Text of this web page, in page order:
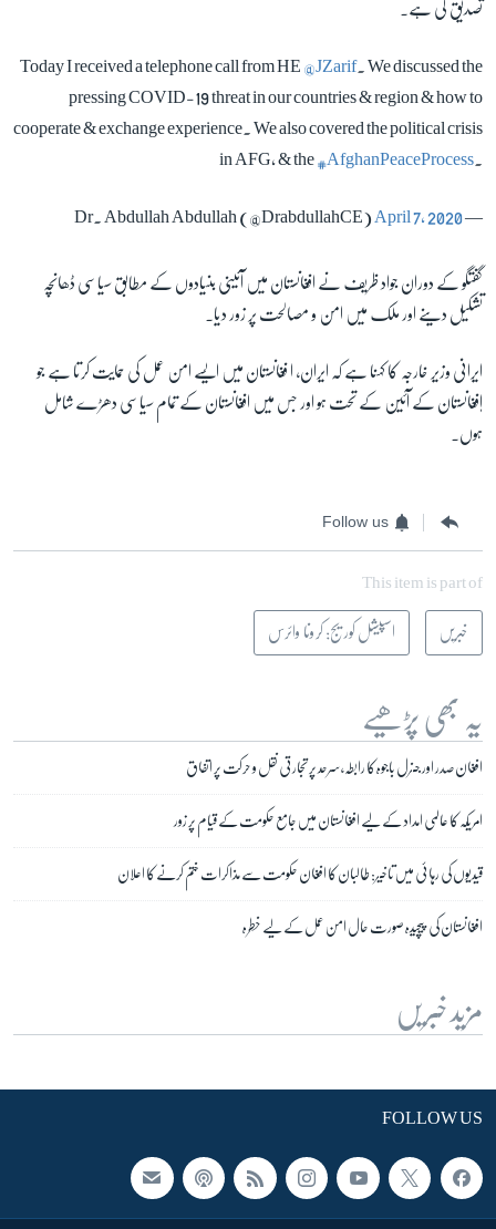
تصدیق کی ہے۔
Today I received a telephone call from HE @JZarif. We discussed the
pressing COVID-19 threat in our countries & region & how to
cooperate & exchange experience. We also covered the political crisis
in AFG, & the #AfghanPeaceProcess
— Dr. Abdullah Abdullah (@DrabdullahCE)
April 7, 2020
گفتگو کے دوران جواد ظریف نے افغانستان میں آئینی بنیادوں کے مطابق سیاسی ڈھانچہ
تشکیل دینے اور ملک میں امن و مصالحت پر زور دیا۔
ایرانی وزیر خارجہ کا کہنا ہے کہ ایران، ا فغانستان میں ایسے امن عمل کی حمایت کرتا ہے جو
اٖفغانستان کے آئین کے تحت ہو اور جس میں افغانستان کے تمام سیاسی دھڑے شامل
ہوں۔
Follow us
This item is part of
خبریں اسپیشل کوریج: کرونا وائرس
یہ بھی پڑھیے
افغان صدر اور جنرل باجوہ کا رابطہ، سرحد پر تجارتی نقل و حرکت پر اتفاق
امریکہ کا عالمی امداد کے لیے افغانستان میں جامع حکومت کے قیام پر زور
قیدیوں کی رہائی میں تاخیر: طالبان کا افغان حکومت سے مذاکرات ختم کرنے کا اعلان
افغانستان کی پیچیدہ صورت حال امن عمل کے لیے خطرہ
مزید خبریں
FOLLOW US